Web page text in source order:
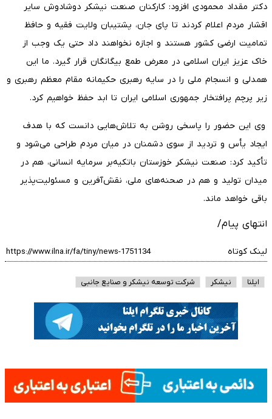
دکتر مقداد محمودی افزود: کارکنان صنعت نیشکر دوشادوش سایر
اقشار مردم اعلام کردند تا پای جان، پشتیبان ولایت فقیه و حافظ
تمامیت ارضی کشور هستند و اجازه نخواهند داد حتی یک وجب از
خاک عزیز ایران اسلامی در معرض طمع بیگانگان قرار گیرد. ما این
همدلی و انسجام ملی را در سایه رهبری حکیمانه مقام معظم رهبری و
زیر پرچم پرافتخار جمهوری اسلامی ایران تا ابد حفظ خواهیم کرد.
وی این حضور را پاسخی روشن به تلاش‌هایی دانست که با هدف
ایجاد یأس و تردید از سوی دشمنان در میان مردم طراحی می‌شود و
تأکید کرد: صنعت نیشکر خوزستان باتکیه‌بر سرمایه انسانی، هم در
میدان تولید و هم در صحنه‌های ملی، نقش‌آفرین و مسئولیت‌پذیر
باقی خواهد ماند.
انتهای پیام/
لینک کوتاه
ایلنا نیشکر شرکت توسعه نیشکر و صنایع جانبی